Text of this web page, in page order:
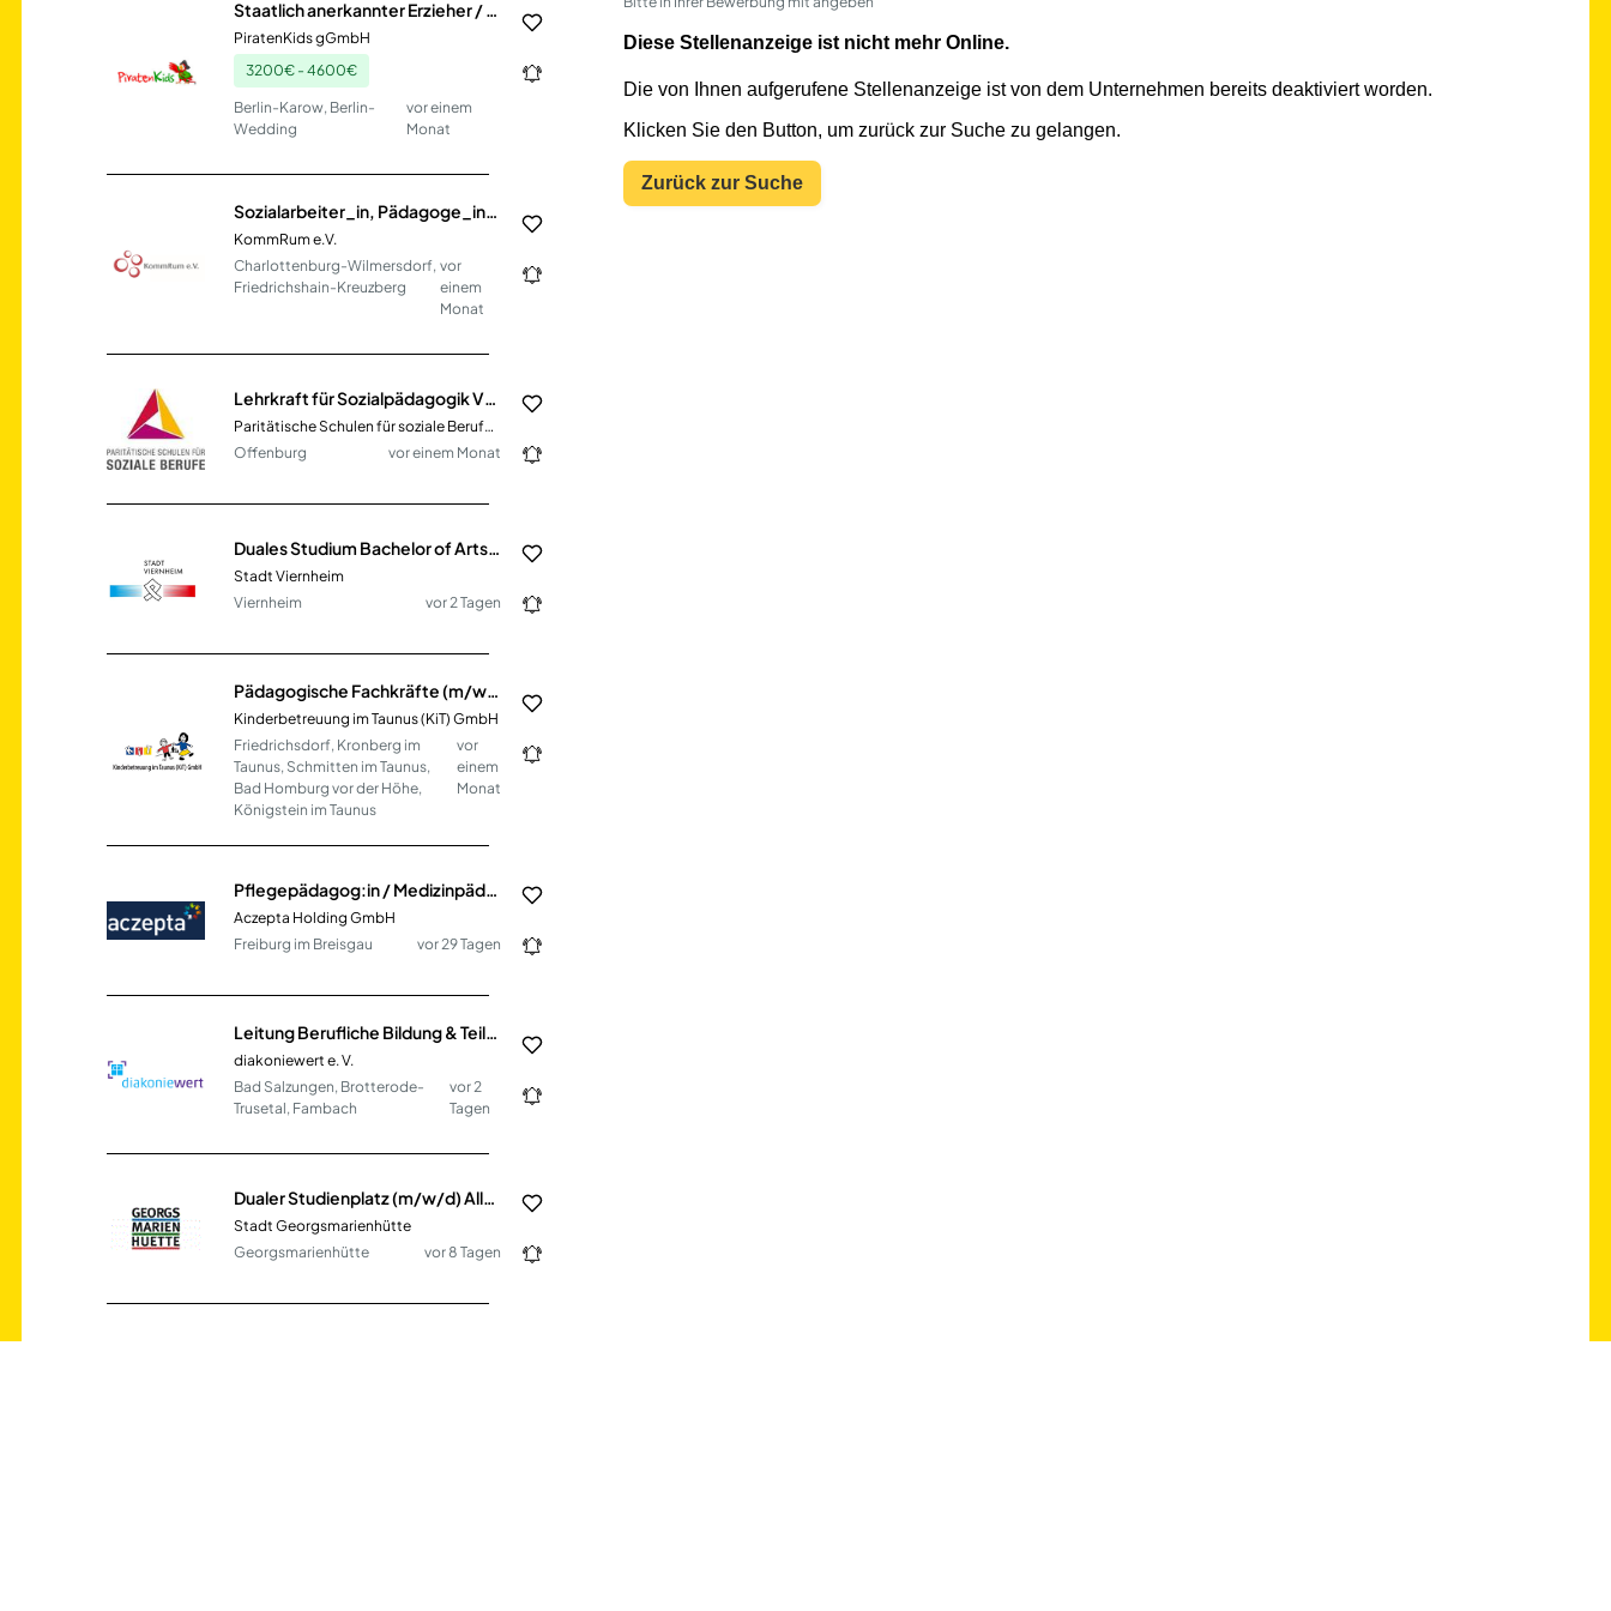
Staatlich anerkannter Erzieher / Sozialarbeiter / Sozialpädagoge / Heilpädagoge / Kindheitspädagoge / Sozialassistent (m/w/d)
PiratenKids gGmbH
3200€ - 4600€
Berlin-Karow, Berlin-
Wedding
vor einem
Monat
Sozialarbeiter_in, Pädagoge_in, Psycholog_in Vollzeit / Teilzeit
KommRum e.V.
Charlottenburg-Wilmersdorf,
Friedrichshain-Kreuzberg
vor
einem
Monat
Lehrkraft für Sozialpädagogik VZ / TZ (m/w/d)
Paritätische Schulen für soziale Berufe gGmbH
Offenburg
vor einem Monat
Duales Studium Bachelor of Arts - Public Administration (w/m/d)
Stadt Viernheim
Viernheim
vor 2 Tagen
Pädagogische Fachkräfte (m/w/d) in Teilzeit
Kinderbetreuung im Taunus (KiT) GmbH
Friedrichsdorf, Kronberg im
Taunus, Schmitten im Taunus,
Bad Homburg vor der Höhe,
Königstein im Taunus
vor
einem
Monat
Pflegepädagog:in / Medizinpädagog:in (w/m/d) Vollzeit / Teilzeit
Aczepta Holding GmbH
Freiburg im Breisgau
vor 29 Tagen
Leitung Berufliche Bildung & Teilhabe - Sozialpädagogik (m/w/d)
diakoniewert e. V.
Bad Salzungen, Brotterode-
Trusetal, Fambach
vor 2
Tagen
Dualer Studienplatz (m/w/d) Allgemeine Verwaltung (B.A.)
Stadt Georgsmarienhütte
Georgsmarienhütte
vor 8 Tagen